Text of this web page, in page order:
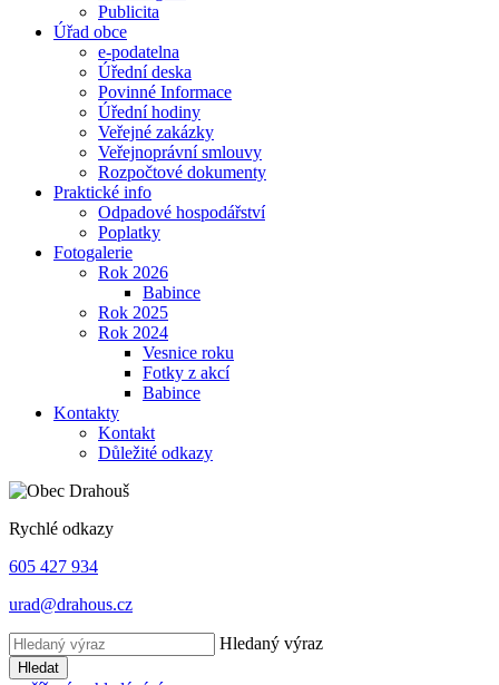
Publicita
Úřad obce
e-podatelna
Úřední deska
Povinné Informace
Úřední hodiny
Veřejné zakázky
Veřejnoprávní smlouvy
Rozpočtové dokumenty
Praktické info
Odpadové hospodářství
Poplatky
Fotogalerie
Rok 2026
Babince
Rok 2025
Rok 2024
Vesnice roku
Fotky z akcí
Babince
Kontakty
Kontakt
Důležité odkazy
Rychlé odkazy
605 427 934
urad@drahous.cz
Hledaný výraz
Hledat